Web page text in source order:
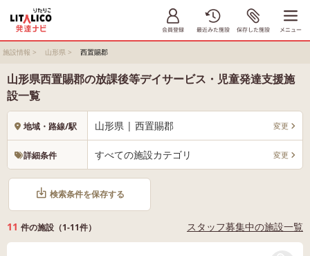
施設情報 > 山形県 > 西置賜郡
山形県西置賜郡の放課後等デイサービス・児童発達支援施
設一覧
地域・路線/駅 山形県 | 西置賜郡 変更
詳細条件 すべての施設カテゴリ 変更
検索条件を保存する
11 件の施設（1-11件） スタッフ募集中の施設一覧